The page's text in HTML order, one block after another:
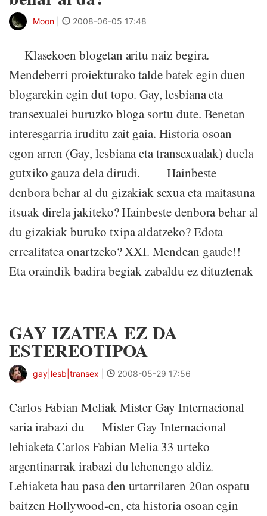
Moon 2008-06-05 17:48
Klasekoen blogetan aritu naiz begira.
Mendeberri proiekturako talde batek egin duen
blogarekin egin dut topo. Gay, lesbiana eta
transexualei buruzko bloga sortu dute. Benetan
interesgarria iruditu zait gaia. Historia osoan
egon arren (Gay, lesbiana eta transexualak) duela
gutxiko gauza dela dirudi. Hainbeste
denbora behar al du gizakiak sexua eta maitasuna
itsuak direla jakiteko? Hainbeste denbora behar al
du gizakiak buruko txipa aldatzeko? Edota
errealitatea onartzeko? XXI. Mendean gaude!!
Eta oraindik badira begiak zabaldu ez dituztenak
GAY IZATEA EZ DA
ESTEREOTIPOA
gay|lesb|transex 2008-05-29 17:56
Carlos Fabian Meliak Mister Gay Internacional
saria irabazi du Mister Gay Internacional
lehiaketa Carlos Fabian Melia 33 urteko
argentinarrak irabazi du lehenengo aldiz.
Lehiaketa hau pasa den urtarrilaren 20an ospatu
baitzen Hollywood-en, eta historia osoan egin